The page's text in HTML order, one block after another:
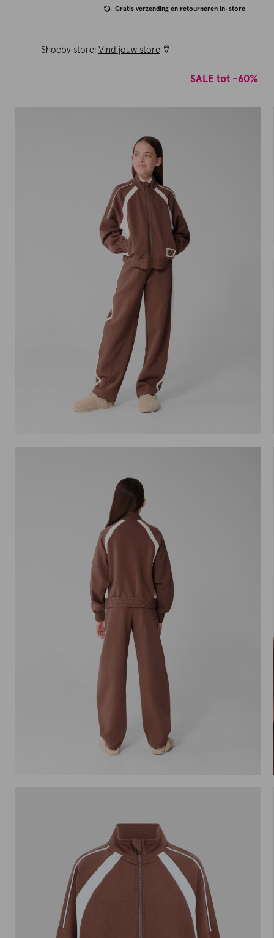
Gratis verzending en retourneren in-store
Shoeby store: Vind jouw store
SALE tot -60%